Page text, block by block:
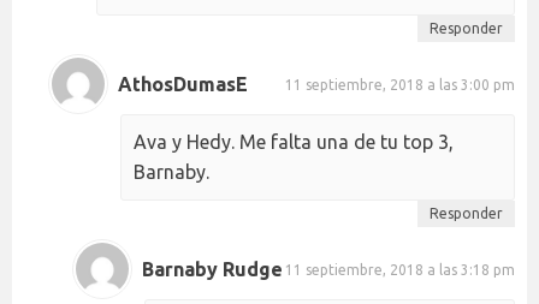
Responder
AthosDumasE 11 septiembre, 2018 a las 3:00 pm
Ava y Hedy. Me falta una de tu top 3,
Barnaby.
Responder
Barnaby Rudge 11 septiembre, 2018 a las 3:18 pm